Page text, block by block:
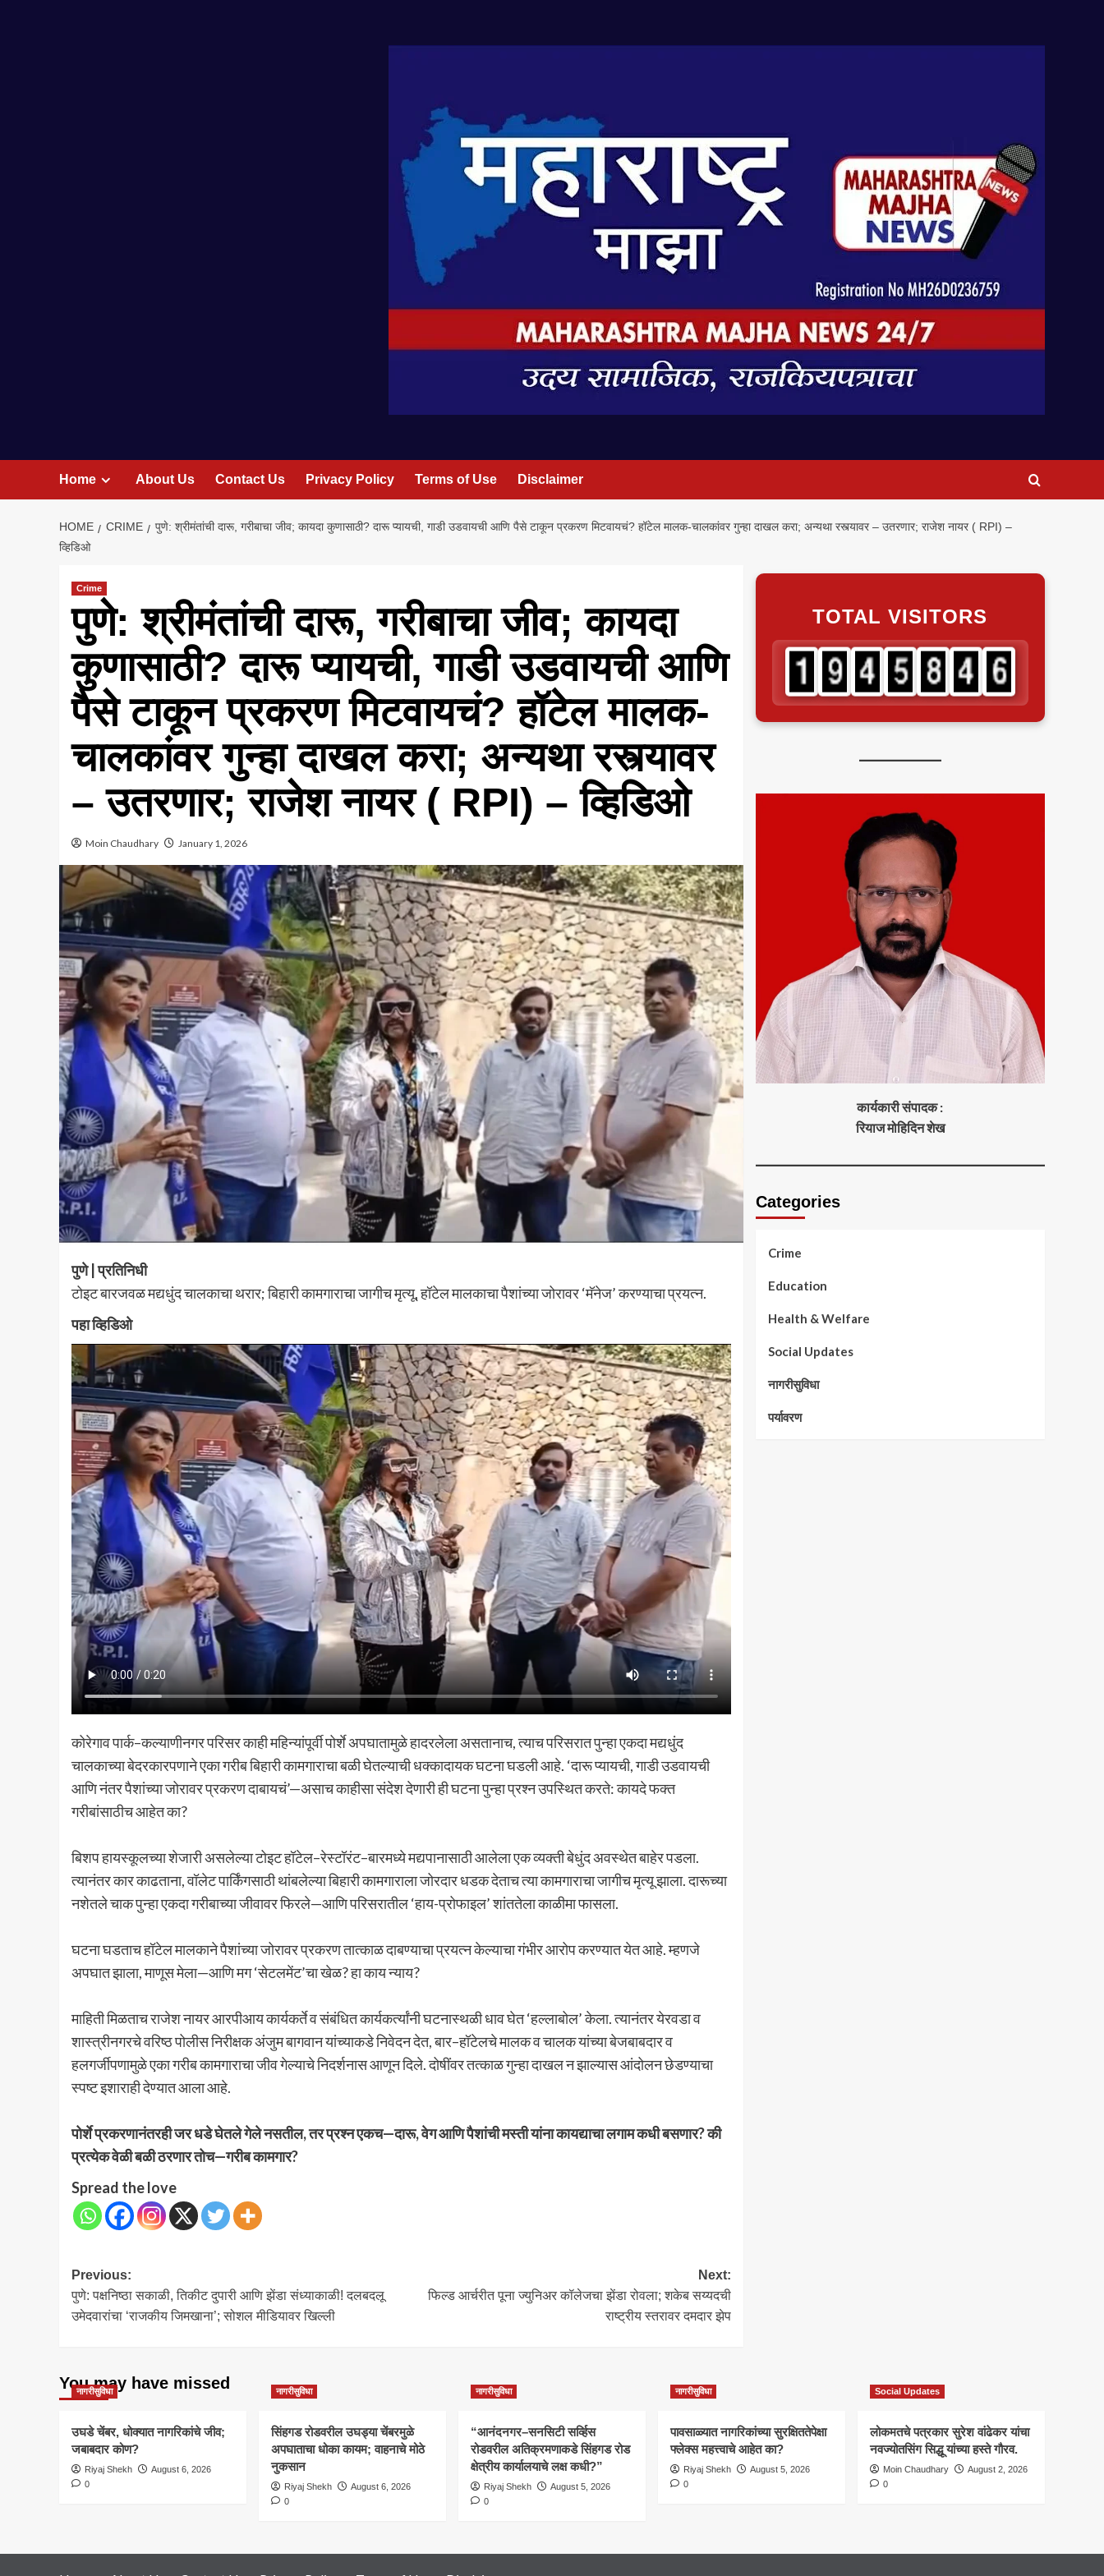
Home About Us Contact Us Privacy Policy Terms of Use Disclaimer
HOME CRIME
पुणे: श्रीमंतांची दारू, गरीबाचा जीव; कायदा कुणासाठी? दारू प्यायची, गाडी उडवायची आणि पैसे टाकून प्रकरण मिटवायचं? हॉटेल मालक-चालकांवर गुन्हा दाखल करा; अन्यथा रस्त्यावर – उतरणार; राजेश नायर ( RPI) –
व्हिडिओ
Crime
पुणे: श्रीमंतांची दारू, गरीबाचा जीव; कायदा
कुणासाठी? दारू प्यायची, गाडी उडवायची आणि
पैसे टाकून प्रकरण मिटवायचं? हॉटेल मालक-
चालकांवर गुन्हा दाखल करा; अन्यथा रस्त्यावर
– उतरणार; राजेश नायर ( RPI) – व्हिडिओ
Moin Chaudhary January 1, 2026
पुणे | प्रतिनिधी
टोइट बारजवळ मद्यधुंद चालकाचा थरार; बिहारी कामगाराचा जागीच मृत्यू, हॉटेल मालकाचा पैशांच्या जोरावर ‘मॅनेज’ करण्याचा प्रयत्न.
पहा व्हिडिओ
कोरेगाव पार्क–कल्याणीनगर परिसर काही महिन्यांपूर्वी पोर्शे अपघातामुळे हादरलेला असतानाच, त्याच परिसरात पुन्हा एकदा मद्यधुंद
चालकाच्या बेदरकारपणाने एका गरीब बिहारी कामगाराचा बळी घेतल्याची धक्कादायक घटना घडली आहे. ‘दारू प्यायची, गाडी उडवायची
आणि नंतर पैशांच्या जोरावर प्रकरण दाबायचं’—असाच काहीसा संदेश देणारी ही घटना पुन्हा प्रश्न उपस्थित करते: कायदे फक्त
गरीबांसाठीच आहेत का?
बिशप हायस्कूलच्या शेजारी असलेल्या टोइट हॉटेल–रेस्टॉरंट–बारमध्ये मद्यपानासाठी आलेला एक व्यक्ती बेधुंद अवस्थेत बाहेर पडला.
त्यानंतर कार काढताना, वॉलेट पार्किंगसाठी थांबलेल्या बिहारी कामगाराला जोरदार धडक देताच त्या कामगाराचा जागीच मृत्यू झाला. दारूच्या
नशेतले चाक पुन्हा एकदा गरीबाच्या जीवावर फिरले—आणि परिसरातील ‘हाय-प्रोफाइल’ शांततेला काळीमा फासला.
घटना घडताच हॉटेल मालकाने पैशांच्या जोरावर प्रकरण तात्काळ दाबण्याचा प्रयत्न केल्याचा गंभीर आरोप करण्यात येत आहे. म्हणजे
अपघात झाला, माणूस मेला—आणि मग ‘सेटलमेंट’चा खेळ? हा काय न्याय?
माहिती मिळताच राजेश नायर आरपीआय कार्यकर्ते व संबंधित कार्यकर्त्यांनी घटनास्थळी धाव घेत ‘हल्लाबोल’ केला. त्यानंतर येरवडा व
शास्त्रीनगरचे वरिष्ठ पोलीस निरीक्षक अंजुम बागवान यांच्याकडे निवेदन देत, बार–हॉटेलचे मालक व चालक यांच्या बेजबाबदार व
हलगर्जीपणामुळे एका गरीब कामगाराचा जीव गेल्याचे निदर्शनास आणून दिले. दोषींवर तत्काळ गुन्हा दाखल न झाल्यास आंदोलन छेडण्याचा
स्पष्ट इशाराही देण्यात आला आहे.
पोर्शे प्रकरणानंतरही जर धडे घेतले गेले नसतील, तर प्रश्न एकच—दारू, वेग आणि पैशांची मस्ती यांना कायद्याचा लगाम कधी बसणार? की
प्रत्येक वेळी बळी ठरणार तोच—गरीब कामगार?
Spread the love
Post
navigation
Previous:
पुणे: पक्षनिष्ठा सकाळी, तिकीट दुपारी आणि झेंडा संध्याकाळी! दलबदलू
उमेदवारांचा ‘राजकीय जिमखाना’; सोशल मीडियावर खिल्ली
Next:
फिल्ड आर्चरीत पूना ज्युनिअर कॉलेजचा झेंडा रोवला; शकेब सय्यदची
राष्ट्रीय स्तरावर दमदार झेप
TOTAL VISITORS
कार्यकारी संपादक :
रियाज मोहिदिन शेख
Categories
Crime
Education
Health & Welfare
Social Updates
नागरीसुविधा
पर्यावरण
You may have missed
नागरीसुविधा
उघडे चेंबर, धोक्यात नागरिकांचे जीव;
जबाबदार कोण?
Riyaj Shekh
August 6, 2026
0
नागरीसुविधा
सिंहगड रोडवरील उघड्या चेंबरमुळे
अपघाताचा धोका कायम; वाहनाचे मोठे
नुकसान
Riyaj Shekh
August 6, 2026
0
नागरीसुविधा
“आनंदनगर–सनसिटी सर्व्हिस
रोडवरील अतिक्रमणाकडे सिंहगड रोड
क्षेत्रीय कार्यालयाचे लक्ष कधी?”
Riyaj Shekh
August 5, 2026
0
नागरीसुविधा
पावसाळ्यात नागरिकांच्या सुरक्षिततेपेक्षा
फ्लेक्स महत्त्वाचे आहेत का?
Riyaj Shekh
August 5, 2026
0
Social Updates
लोकमतचे पत्रकार सुरेश वांढेकर यांचा
नवज्योतसिंग सिद्धू यांच्या हस्ते गौरव.
Moin Chaudhary
August 2, 2026
0